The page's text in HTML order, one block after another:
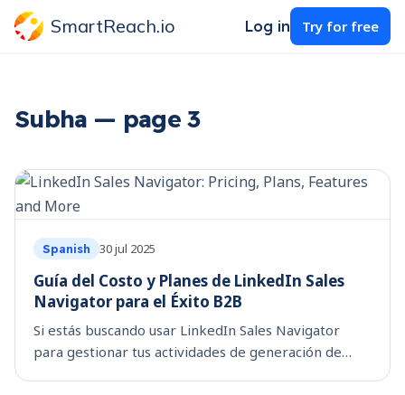
SmartReach.io Log in Try for free
Subha — page 3
Spanish 30 jul 2025
Guía del Costo y Planes de LinkedIn Sales
Navigator para el Éxito B2B
Si estás buscando usar LinkedIn Sales Navigator
para gestionar tus actividades de generación de